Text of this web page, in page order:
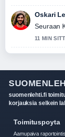
Oskari
Seuraan
11 MIN
suomenlehti.fi
korjauksia selkein
Toimituspoyta
Aamupaiva